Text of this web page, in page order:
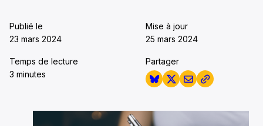
Publié le
23 mars 2024
Mise à jour
25 mars 2024
Temps de lecture
3 minutes
Partager